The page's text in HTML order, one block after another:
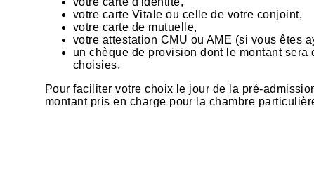
votre carte Vitale ou celle de votre conjoint,
votre carte de mutuelle,
votre attestation CMU ou AME (si vous êtes
un chèque de provision dont le montant
choisies.
Pour faciliter votre choix le jour de la pré-
montant pris en charge pour la chambre